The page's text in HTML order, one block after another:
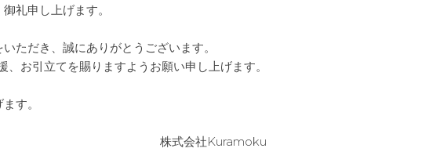
礼申し上げます。
ただき、誠にありがとうございます。
お引立てを賜りますようお願い申し上げます。
す。
Kuramoku